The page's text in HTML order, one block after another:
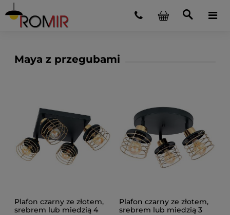
Maya z przegubami
Plafon czarny ze złotem,
srebrem lub miedzią 4
Plafon czarny ze złotem,
srebrem lub miedzią 3